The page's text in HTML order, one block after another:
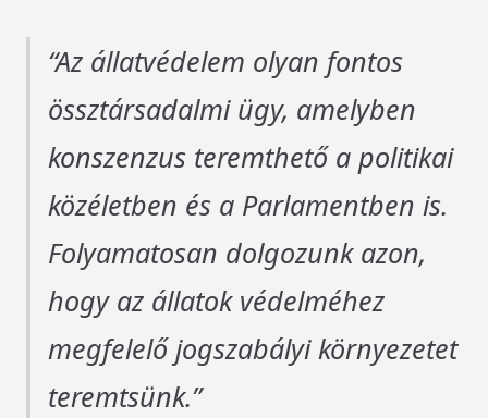
Az állatvédelem olyan fontos
össztársadalmi ügy, amelyben
konszenzus teremthető a politikai
közéletben és a Parlamentben is.
Folyamatosan dolgozunk azon,
hogy az állatok védelméhez
megfelelő jogszabályi környezetet
teremtsünk.